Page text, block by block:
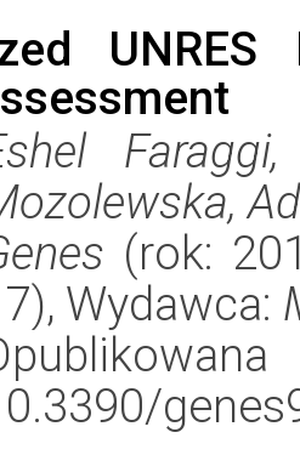
(rok:
Wydawca: